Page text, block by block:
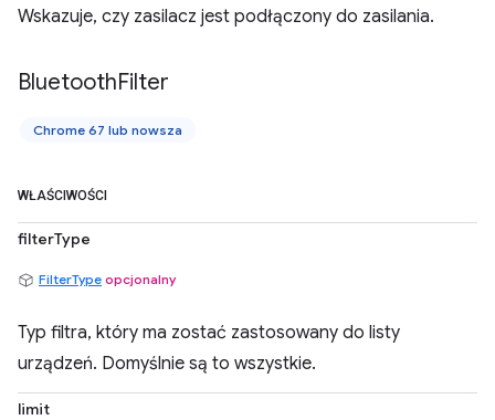
Wskazuje, czy zasilacz jest podłączony do zasilania.
BluetoothFilter
Chrome 67 lub nowsza
WŁAŚCIWOŚCI
filterType
FilterType opcjonalny
Typ filtra, który ma zostać zastosowany do listy
urządzeń. Domyślnie są to wszystkie.
limit